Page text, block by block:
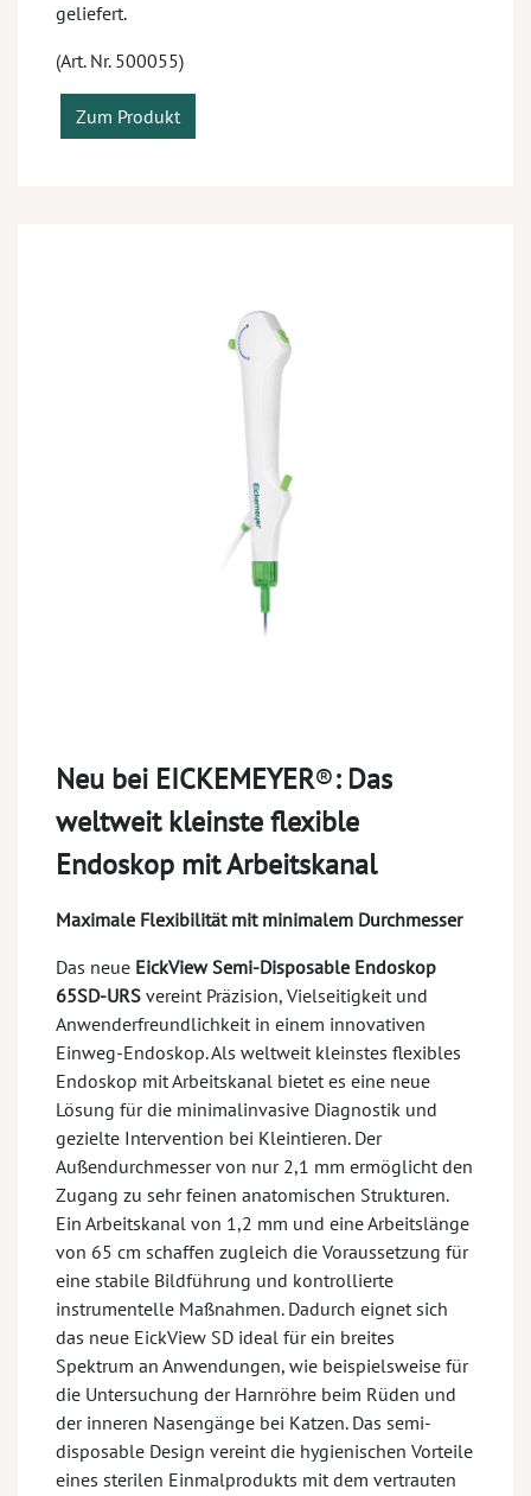
geliefert.
(Art. Nr. 500055)
Zum Produkt
Neu bei EICKEMEYER®: Das
weltweit kleinste flexible
Endoskop mit Arbeitskanal
Maximale Flexibilität mit minimalem Durchmesser
Das neue EickView Semi-Disposable Endoskop
65SD-URS vereint Präzision, Vielseitigkeit und
Anwenderfreundlichkeit in einem innovativen
Einweg-Endoskop. Als weltweit kleinstes flexibles
Endoskop mit Arbeitskanal bietet es eine neue
Lösung für die minimalinvasive Diagnostik und
gezielte Intervention bei Kleintieren. Der
Außendurchmesser von nur 2,1 mm ermöglicht den
Zugang zu sehr feinen anatomischen Strukturen.
Ein Arbeitskanal von 1,2 mm und eine Arbeitslänge
von 65 cm schaffen zugleich die Voraussetzung für
eine stabile Bildführung und kontrollierte
instrumentelle Maßnahmen. Dadurch eignet sich
das neue EickView SD ideal für ein breites
Spektrum an Anwendungen, wie beispielsweise für
die Untersuchung der Harnröhre beim Rüden und
der inneren Nasengänge bei Katzen. Das semi-
disposable Design vereint die hygienischen Vorteile
eines sterilen Einmalprodukts mit dem vertrauten